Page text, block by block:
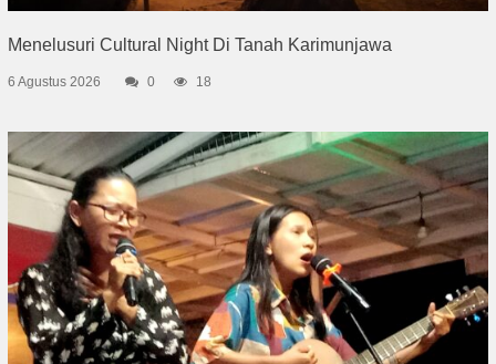
Menelusuri Cultural Night Di Tanah Karimunjawa
6 Agustus 2026 0 18